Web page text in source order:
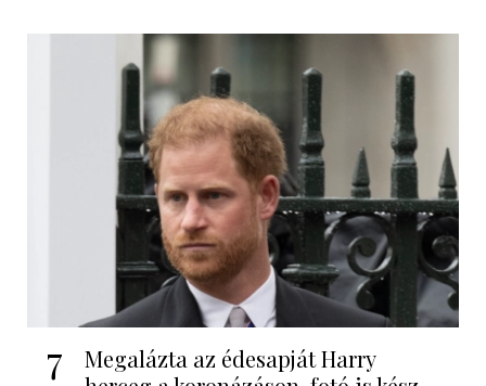
7
Megalázta az édesapját Harry